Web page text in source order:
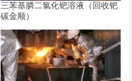
三苯基膦二氯化钯溶液（回收钯
碳金顺）